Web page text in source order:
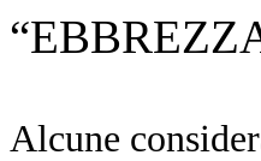
“
Alcune